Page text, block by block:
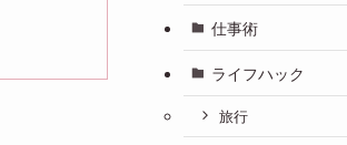
仕事術
ライフハック
旅行